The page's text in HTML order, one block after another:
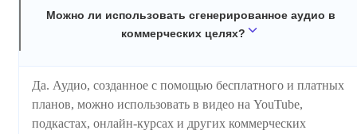
Можно ли использовать сгенерированное аудио в
коммерческих целях?
Да. Аудио, созданное с помощью бесплатного и платных
планов, можно использовать в видео на YouTube,
подкастах, онлайн-курсах и других коммерческих